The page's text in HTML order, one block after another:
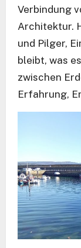
Verbindung
Architektur.
und Pilger,
bleibt, was
zwischen
Erfahrung,